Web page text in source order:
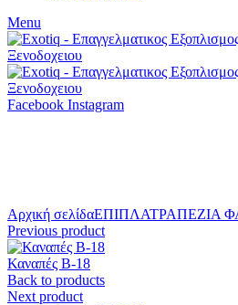
Menu
Facebook Instagram
Αρχική σελίδαΕΠΙΠΛΑΤΡΑΠΕΖΙΑ
Previous product
Καναπές B-18
Back to products
Next product